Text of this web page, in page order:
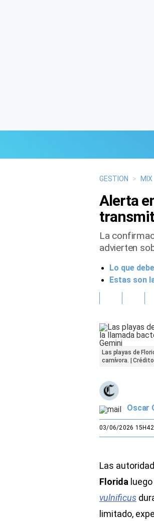
GESTION > MIX
Alerta
La
advierten
Lo que
Estas son
Las playas de
carnívora. |
Oscar
03/06/2026 15H42
Las
Florida
vulnificus
limitado,